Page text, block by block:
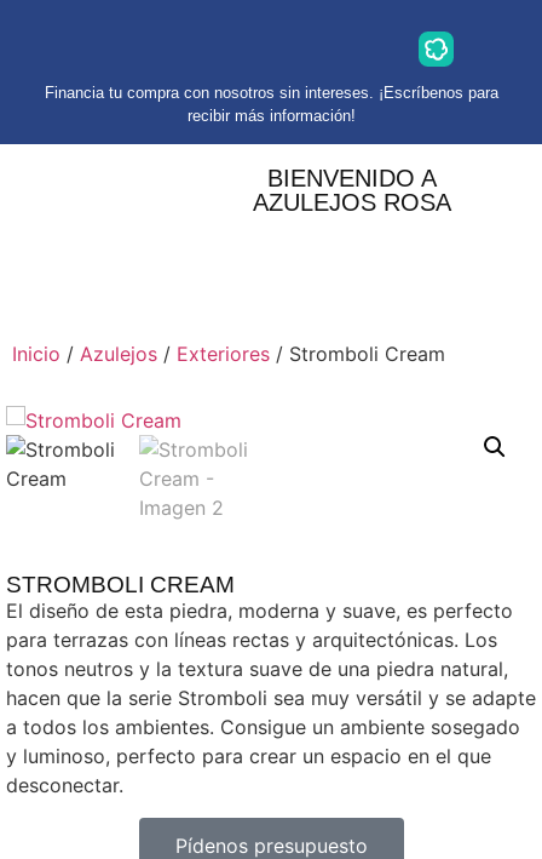
Financia tu compra con nosotros sin intereses. ¡Escríbenos para
recibir más información!
BIENVENIDO A
AZULEJOS ROSA
Inicio / Azulejos / Exteriores / Stromboli Cream
STROMBOLI CREAM
El diseño de esta piedra, moderna y suave, es perfecto
para terrazas con líneas rectas y arquitectónicas. Los
tonos neutros y la textura suave de una piedra natural,
hacen que la serie Stromboli sea muy versátil y se adapte
a todos los ambientes. Consigue un ambiente sosegado
y luminoso, perfecto para crear un espacio en el que
desconectar.
Pídenos presupuesto